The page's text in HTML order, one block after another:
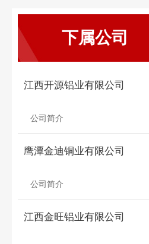
下属公司
江西开源铝业有限公司
公司简介
鹰潭金迪铜业有限公司
公司简介
江西金旺铝业有限公司